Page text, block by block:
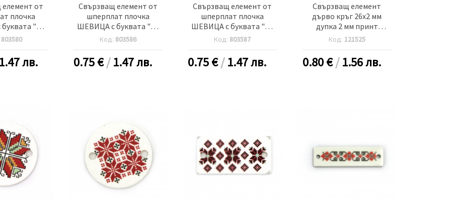
от
плочка
"Р"
дупка 2.5 мм
803580
1.47 лв.
Свързващ елемент от
шперплат плочка
ШЕВИЦА с буквата "Ф"
30x2 мм дупка 2.5 мм -5
броя
Код: 803586
0.75€/1.47 лв.
Свързващ елемент от
шперплат плочка
ШЕВИЦА с буквата "Ф"
20x25x2 мм дупка 2.5 мм
-5 броя
Код: 803587
0.75€/1.47 лв.
Свързващ елемент
дърво кръг 26x2 мм
дупка 2 мм принт
ШЕВИЦА -10 броя
Код: 121525
0.80€/1.56 лв.